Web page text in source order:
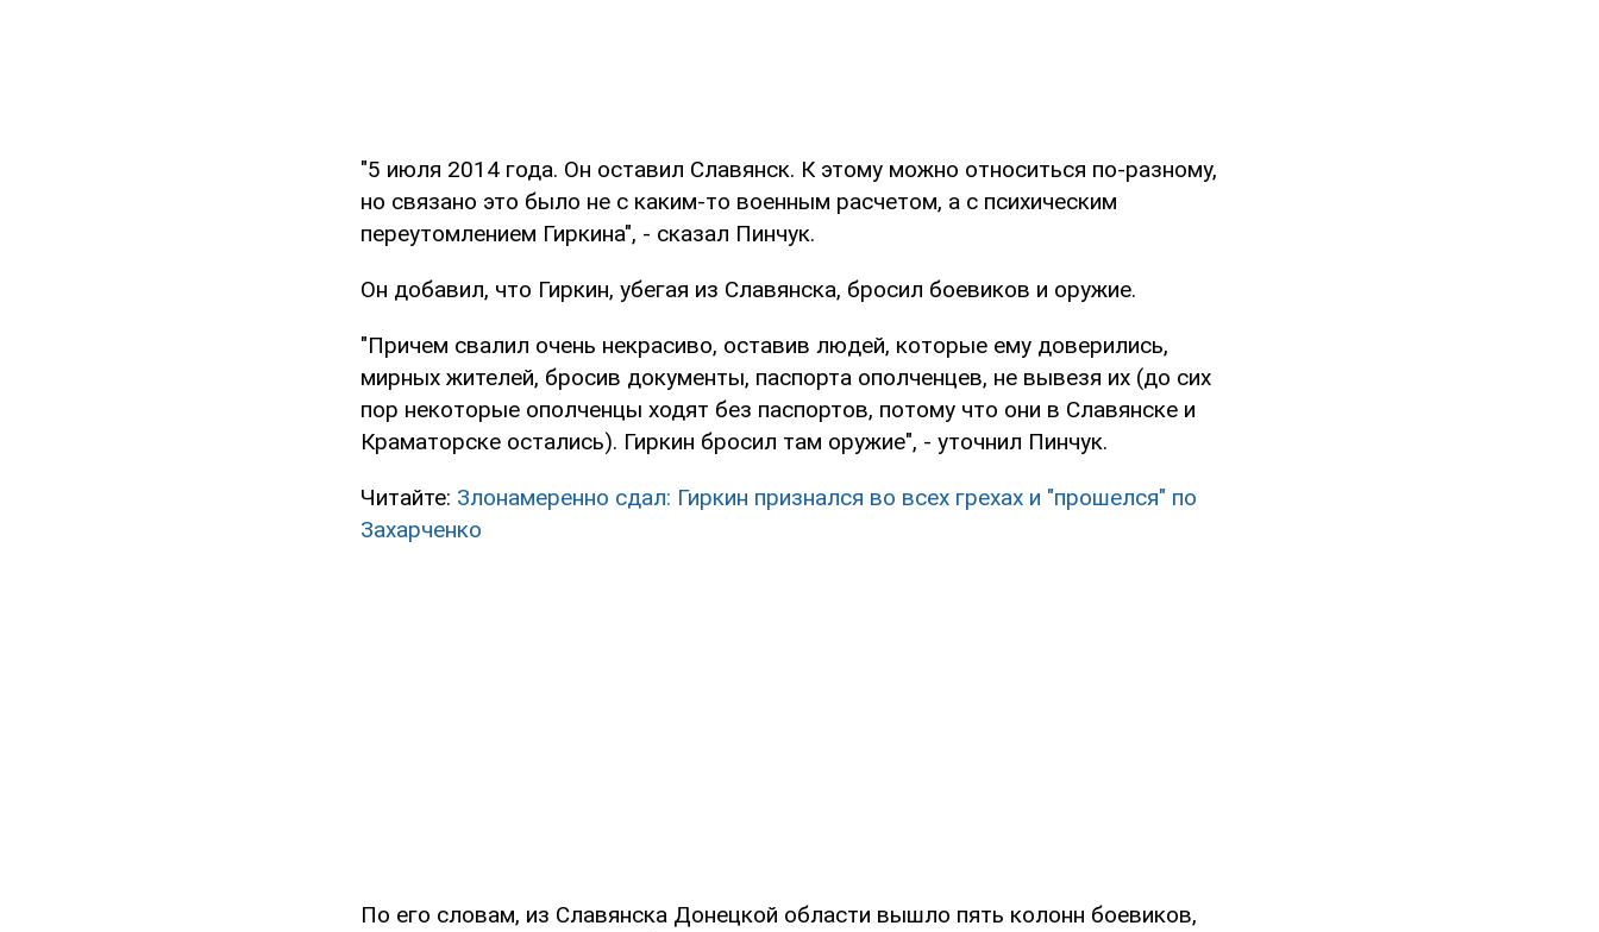
"5 июля 2014 года. Он оставил Славянск. К этому можно относиться по-разному,
но связано это было не с каким-то военным расчетом, а с психическим
переутомлением Гиркина", - сказал Пинчук.
Он добавил, что Гиркин, убегая из Славянска, бросил боевиков и оружие.
"Причем свалил очень некрасиво, оставив людей, которые ему доверились,
мирных жителей, бросив документы, паспорта ополченцев, не вывезя их (до сих
пор некоторые ополченцы ходят без паспортов, потому что они в Славянске и
Краматорске остались). Гиркин бросил там оружие", - уточнил Пинчук.
Читайте: Злонамеренно сдал: Гиркин признался во всех грехах и "прошелся" по
Захарченко
По его словам, из Славянска Донецкой области вышло пять колонн боевиков,